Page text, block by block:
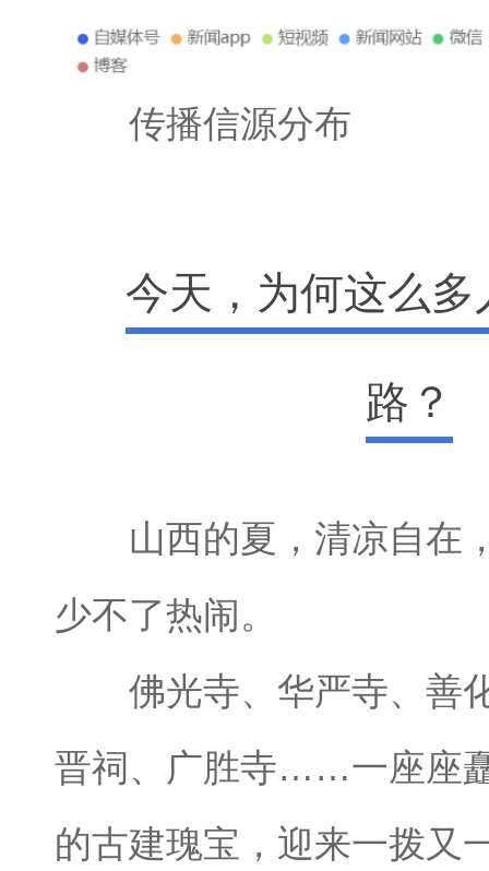
传播信源分布
今天，为何这么
路？
山西的夏，清凉自在
少不了热闹。
佛光寺、华严寺、善
晋祠、广胜寺……一座座
的古建瑰宝，迎来一拨又